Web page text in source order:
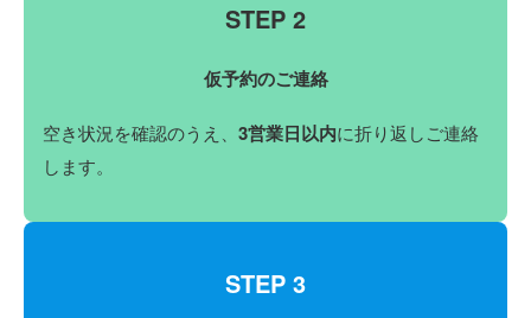
STEP 2
仮予約のご連絡
空き状況を確認のうえ、 3営業日以内に折り返しご連絡
します。
STEP 3